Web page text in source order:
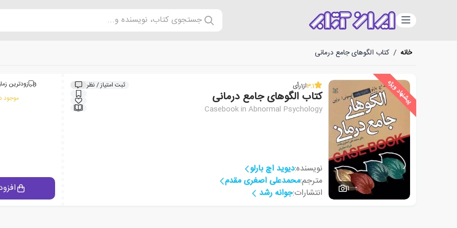
دسته‌بندی جستجوی کتاب، نویسنده و...
خانه / کتاب الگوهای جامع درمانی
پیشنهاد ویژه
1
3.1از1رأی ثبت امتیاز / نظر
کتاب الگوهای جامع درمانی
Casebook in Abnormal Psychology
نویسنده:دیوید اچ بارلو
مترجم:محمدعلی اصغری مقدم
انتشارات:جوانه رشد
زودترین
موجود